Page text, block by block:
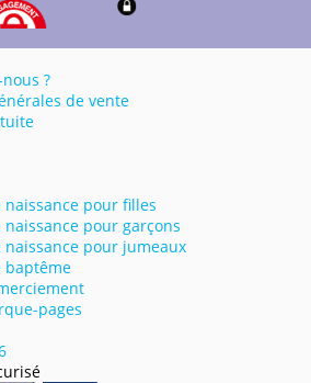
?
de vente
naissance pour filles
pour garçons
naissance pour jumeaux
baptême
pages